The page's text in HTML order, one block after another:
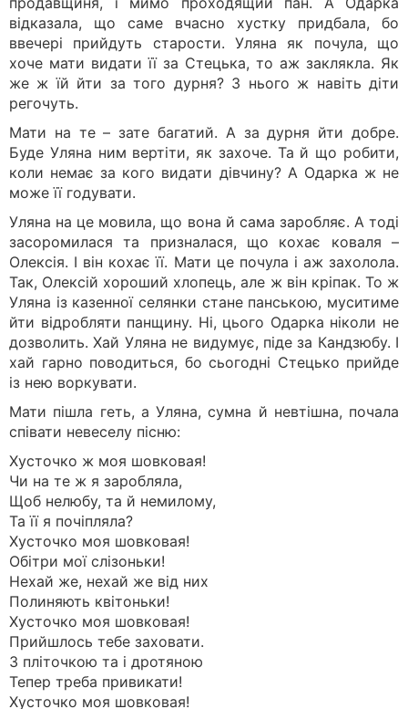
відказала, що саме вчасно хустку придбала, бо
ввечері прийдуть старости. Уляна як почула, що
хоче мати видати її за Стецька, то аж заклякла. Як
же ж їй йти за того дурня? З нього ж навіть діти
регочуть.
Мати на те – зате багатий. А за дурня йти добре.
Буде Уляна ним вертіти, як захоче. Та й що робити,
коли немає за кого видати дівчину? А Одарка ж не
може її годувати.
Уляна на це мовила, що вона й сама заробляє. А тоді
засоромилася та призналася, що кохає коваля –
Олексія. І він кохає її. Мати це почула і аж захолола.
Так, Олексій хороший хлопець, але ж він кріпак. То ж
Уляна із казенної селянки стане панською, муситиме
йти відробляти панщину. Ні, цього Одарка ніколи не
дозволить. Хай Уляна не видумує, піде за Кандзюбу. І
хай гарно поводиться, бо сьогодні Стецько прийде
із нею воркувати.
Мати пішла геть, а Уляна, сумна й невтішна, почала
співати невеселу пісню:
Хусточко ж моя шовковая!
Чи на те ж я заробляла,
Щоб нелюбу, та й немилому,
Та її я почiпляла?
Хусточко моя шовковая!
Обiтри мої слiзоньки!
Нехай же, нехай же вiд них
Полиняють квiтоньки!
Хусточко моя шовковая!
Прийшлось тебе заховати.
З плiточкою та i дротяною
Тепер треба привикати!
Хусточко моя шовковая!